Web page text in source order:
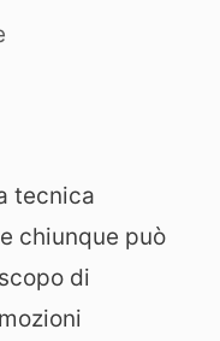
tecnica
chiunque può
di